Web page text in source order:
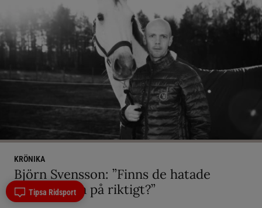
KRÖNIKA
Björn Svensson: ”Finns de hatade
grusrutorna på riktigt?”
Tipsa Ridsport